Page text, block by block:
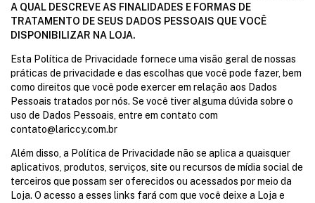
A QUAL DESCREVE AS FINALIDADES E FORMAS DE
TRATAMENTO DE SEUS DADOS PESSOAIS QUE VOCÊ
DISPONIBILIZAR NA LOJA.
Esta Política de Privacidade fornece uma visão geral de nossas
práticas de privacidade e das escolhas que você pode fazer, bem
como direitos que você pode exercer em relação aos Dados
Pessoais tratados por nós. Se você tiver alguma dúvida sobre o
uso de Dados Pessoais, entre em contato com
contato@lariccy.com.br
Além disso, a Política de Privacidade não se aplica a quaisquer
aplicativos, produtos, serviços, site ou recursos de mídia social de
terceiros que possam ser oferecidos ou acessados por meio da
Loja. O acesso a esses links fará com que você deixe a Loja e